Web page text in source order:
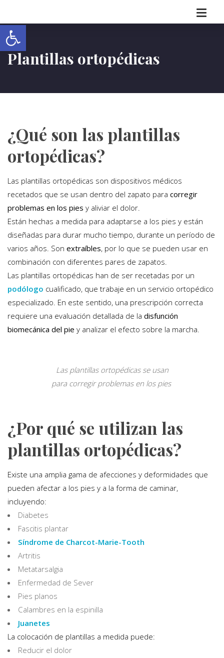
Abrir barra de herramientas
Plantillas ortopédicas
¿Qué son las plantillas
ortopédicas?
Las plantillas ortopédicas son dispositivos médicos
recetados que se usan dentro del zapato para corregir
problemas en los pies y aliviar el dolor.
Están hechas a medida para adaptarse a los pies y están
diseñadas para durar mucho tiempo, durante un período de
varios años. Son extraíbles, por lo que se pueden usar en
combinación con diferentes pares de zapatos.
Las plantillas ortopédicas han de ser recetadas por un
podólogo cualificado, que trabaje en un servicio ortopédico
especializado. En este sentido, una prescripción correcta
requiere una evaluación detallada de la disfunción
biomecánica del pie y analizar el efecto sobre la marcha.
Las plantillas ortopédicas se usan
para corregir problemas en los pies
¿Por qué se utilizan las
plantillas ortopédicas?
Existe una amplia gama de afecciones y deformidades que
pueden afectar a los pies y a la forma de caminar,
incluyendo:
Diabetes
Fascitis plantar
Síndrome de Charcot-Marie-Tooth
Artritis
Metatarsalgia
Enfermedad de Sever
Pies planos
Calambres en la espinilla
Juanetes
La colocación de plantillas a medida puede:
Reducir el dolor